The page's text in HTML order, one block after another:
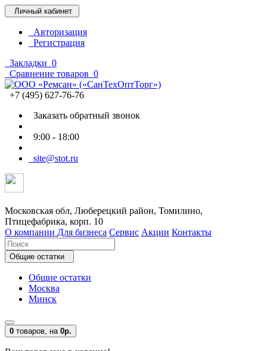
Личный кабинет
Авторизация
Регистрация
Закладки 0
Сравнение товаров 0
+7 (495) 627-76-76
Заказать обратный звонок
9:00 - 18:00
site@stot.ru
Московская обл, Люберецкий район, Томилино,
Птицефабрика, корп. 10
О компании Для бизнеса Сервис Акции Контакты
Общие остатки
Общие остатки
Москва
Минск
0 товаров, на 0р.